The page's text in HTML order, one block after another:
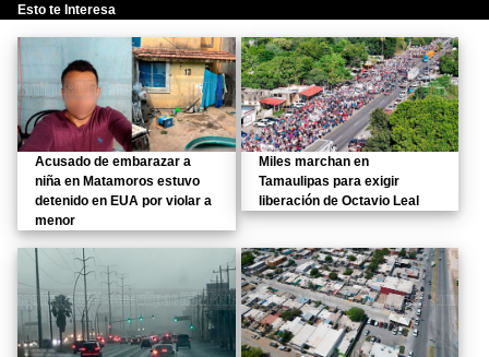
Esto te Interesa
Acusado de embarazar a
niña en Matamoros estuvo
detenido en EUA por violar a
menor
Miles marchan en
Tamaulipas para exigir
liberación de Octavio Leal